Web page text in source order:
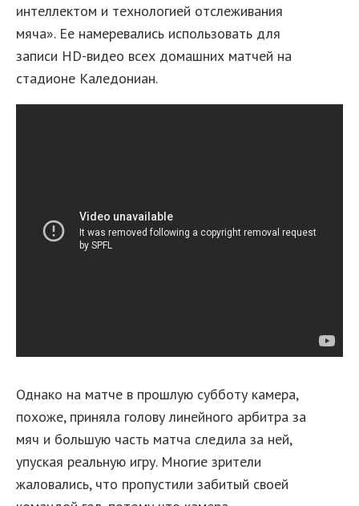
интеллектом и технологией отслеживания
мяча». Ее намеревались использовать для
записи HD-видео всех домашних матчей на
стадионе Каледониан.
Однако на матче в прошлую субботу камера,
похоже, приняла голову линейного арбитра за
мяч и большую часть матча следила за ней,
упуская реальную игру. Многие зрители
жаловались, что пропустили забитый своей